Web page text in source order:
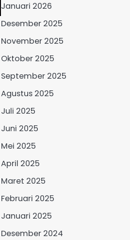
Januari 2026
Desember 2025
November 2025
Oktober 2025
September 2025
Agustus 2025
Juli 2025
Juni 2025
Mei 2025
April 2025
Maret 2025
Februari 2025
Januari 2025
Desember 2024